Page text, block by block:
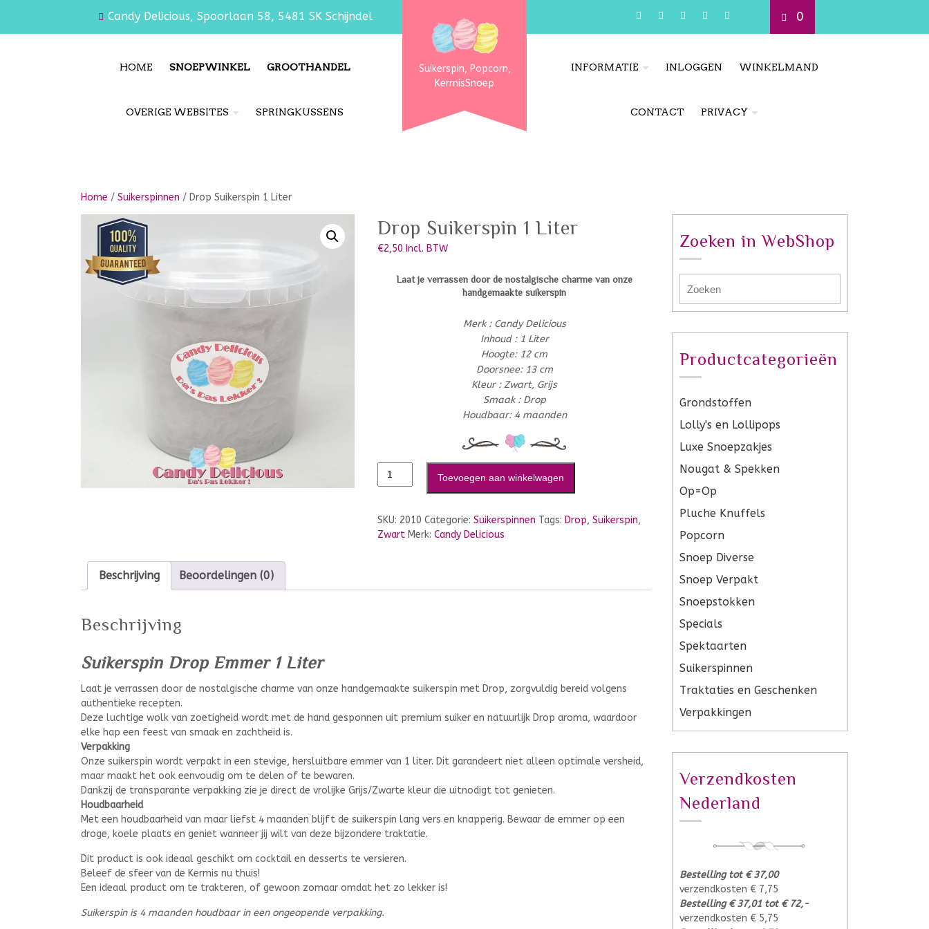
Candy Delicious, Spoorlaan 58, 5481 SK Schijndel 0
HOME SNOEPWINKEL GROOTHANDEL
OVERIGE WEBSITES SPRINGKUSSENS
Suikerspin, Popcorn,
KermisSnoep
INFORMATIE INLOGGEN WINKELMAND
CONTACT PRIVACY
Home / Suikerspinnen / Drop Suikerspin 1 Liter
Drop Suikerspin 1 Liter
€2,50 Incl. BTW
Laat je verrassen door de nostalgische charme van onze
handgemaakte suikerspin
Merk : Candy Delicious
Inhoud : 1 Liter
Hoogte: 12 cm
Doorsnee: 13 cm
Kleur : Zwart, Grijs
Smaak : Drop
Houdbaar: 4 maanden
Toevoegen aan winkelwagen
SKU: 2010 Categorie: Suikerspinnen Tags: Drop, Suikerspin,
Zwart Merk: Candy Delicious
Beschrijving Beoordelingen (0)
Beschrijving
Suikerspin Drop Emmer 1 Liter
Laat je verrassen door de nostalgische charme van onze handgemaakte suikerspin met Drop, zorgvuldig bereid volgens
authentieke recepten.
Deze luchtige wolk van zoetigheid wordt met de hand gesponnen uit premium suiker en natuurlijk Drop aroma, waardoor
elke hap een feest van smaak en zachtheid is.
Verpakking
Onze suikerspin wordt verpakt in een stevige, hersluitbare emmer van 1 liter. Dit garandeert niet alleen optimale versheid,
maar maakt het ook eenvoudig om te delen of te bewaren.
Dankzij de transparante verpakking zie je direct de vrolijke Grijs/Zwarte kleur die uitnodigt tot genieten.
Houdbaarheid
Met een houdbaarheid van maar liefst 4 maanden blijft de suikerspin lang vers en knapperig. Bewaar de emmer op een
droge, koele plaats en geniet wanneer jij wilt van deze bijzondere traktatie.
Dit product is ook ideaal geschikt om cocktail en desserts te versieren.
Beleef de sfeer van de Kermis nu thuis!
Een ideaal product om te trakteren, of gewoon zomaar omdat het zo lekker is!
Suikerspin is 4 maanden houdbaar in een ongeopende verpakking.
Zoeken in WebShop
Productcategorieën
Grondstoffen
Lolly's en Lollipops
Luxe Snoepzakjes
Nougat & Spekken
Op=Op
Pluche Knuffels
Popcorn
Snoep Diverse
Snoep Verpakt
Snoepstokken
Specials
Spektaarten
Suikerspinnen
Traktaties en Geschenken
Verpakkingen
Verzendkosten
Nederland
Bestelling tot € 37,00
verzendkosten € 7,75
Bestelling € 37,01 tot € 72,-
verzendkosten € 5,75